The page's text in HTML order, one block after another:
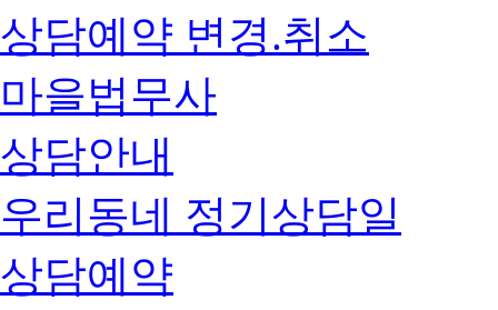
상담예약 변경.취소
마을법무사
상담안내
우리동네 정기상담일
상담예약